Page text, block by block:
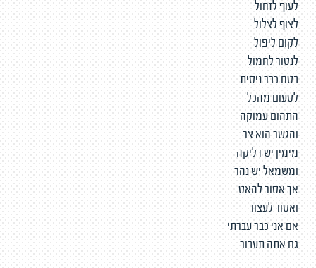
לעוף לזחול
לצוף לצלול
לקום ליפול
לנטור לחמול
בטח כבר ניסית
לטעום מהכל
התהום עמוקה
והגשר הוא צר
מימין יש דליקה
ומשמאל יש נהר
אך אסור להאט
ואסור לעצור
אם אני כבר עברתי
גם אתה תעבור